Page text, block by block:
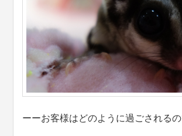
ーーお客様はどのように過ごされるの